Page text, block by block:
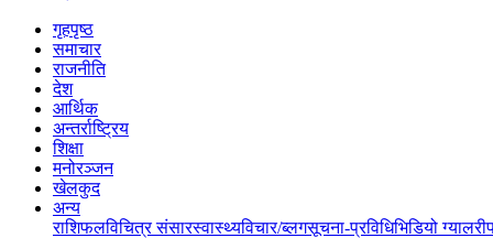
गृहपृष्ठ
समाचार
राजनीति
देश
आर्थिक
अन्तर्राष्ट्रिय
शिक्षा
मनोरञ्जन
खेलकुद
अन्य
राशिफलविचित्र संसारस्वास्थ्यविचार/ब्लगसूचना-प्रविधिभिडियो ग्यालरी